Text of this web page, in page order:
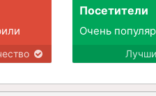
Посетители
Очень